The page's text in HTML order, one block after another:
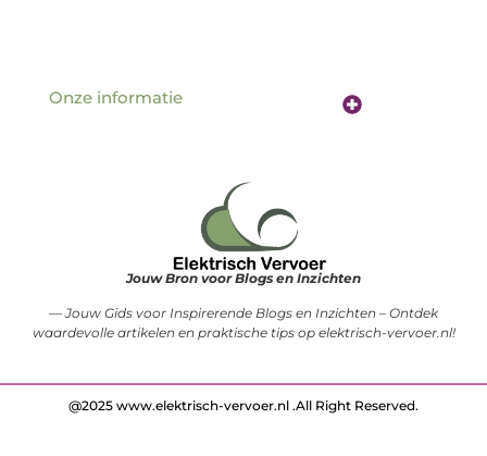
Jouw Bron voor Blogs en Inzichten
— Jouw Gids voor Inspirerende Blogs en Inzichten – Ontdek
waardevolle artikelen en praktische tips op elektrisch-vervoer.nl!
@2025 www.elektrisch-vervoer.nl .All Right Reserved.
Onze informatie